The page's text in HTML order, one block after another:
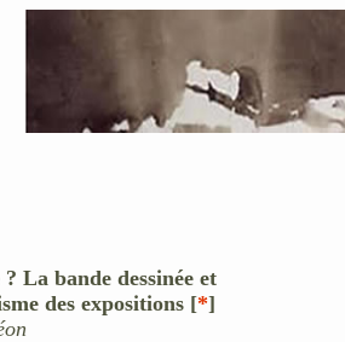
La bande dessinée et
des expositions [*]